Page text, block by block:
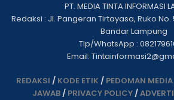
PT. MEDIA TINTA INFORMASI
Redaksi : Jl. Pangeran Tirtayasa, Ruko No.
Bandar Lampung
Tlp/WhatsApp :
Email:
REDAKSI / KODE ETIK / PEDOMAN MEDIA
JAWAB/ PRIVACY POLICY/